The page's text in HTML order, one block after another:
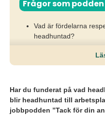
Frågor som
Vad är fördelarna
headhuntad?
Hur går det till att bli
Har du funderat på vad
blir headhuntad till
jobbpodden ”Tack för din